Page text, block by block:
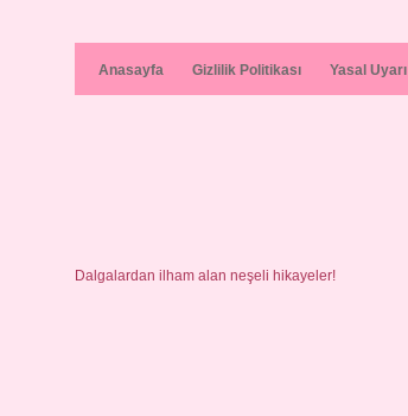
Anasayfa Gizlilik Politikası Yasal Uyarı
Dalgalardan ilham alan neşeli hikayeler!